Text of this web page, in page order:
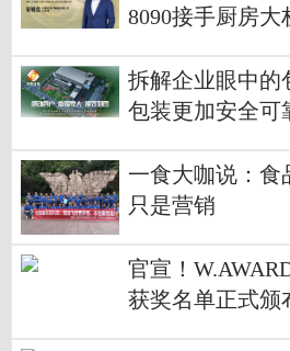
8090接手厨房
拆解企业眼中的
包装更加安全可
一食大咖说：食
只是营销
官宣！
获奖名单正式颁